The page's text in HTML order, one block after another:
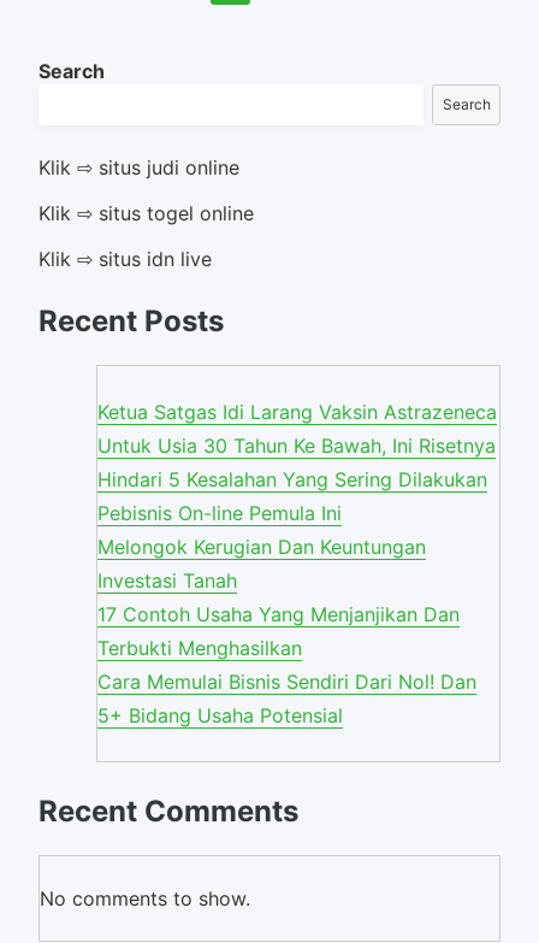
Search
Search
Klik ⇨ situs judi online
Klik ⇨ situs togel online
Klik ⇨ situs idn live
Recent Posts
Ketua Satgas Idi Larang Vaksin Astrazeneca
Untuk Usia 30 Tahun Ke Bawah, Ini Risetnya
Hindari 5 Kesalahan Yang Sering Dilakukan
Pebisnis On-line Pemula Ini
Melongok Kerugian Dan Keuntungan
Investasi Tanah
17 Contoh Usaha Yang Menjanjikan Dan
Terbukti Menghasilkan
Cara Memulai Bisnis Sendiri Dari Nol! Dan
5+ Bidang Usaha Potensial
Recent Comments
No comments to show.